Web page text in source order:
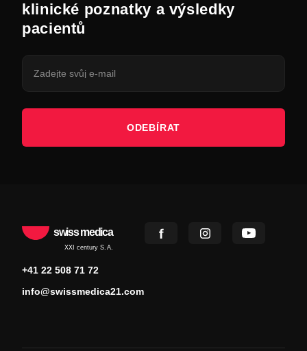
klinické poznatky a výsledky
pacientů
ODEBÍRAT
swiss medica
XXI century S.A.
+41 22 508 71 72
info@swissmedica21.com